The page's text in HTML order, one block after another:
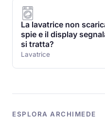
La lavatrice non
spie e il display
si tratta?
Lavatrice
ESPLORA ARCHIMEDE